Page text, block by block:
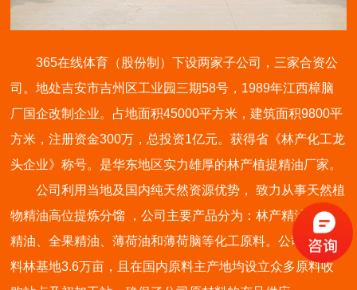
365在线体育（股份制）下设两家子公司，三家合资公
司。地处吉安市吉州区工业园三期58号，1989年江西樟脑
厂国企改制企业。占地面积45000平方米，建筑面积9800平
方米，注册资金300万，总投资1亿元。获得省《林产化工龙
头企业》称号。是华东地区实力雄厚的林产植提精油厂家。
公司利用当地及国内纯天然资源优势， 致力从事天然植
物精油高位提炼分馏 ，公司主要产品分为：林产精油、全草
精油、全果精油、薄荷油和薄荷脑等化工原料。公司自有原
料林基地3.6万亩，且在国内原料主产地均设立众多原料收